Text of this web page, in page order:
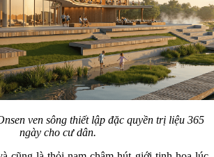
ven sông thiết lập đặc quyền trị liệu 365
ngày cho cư dân.